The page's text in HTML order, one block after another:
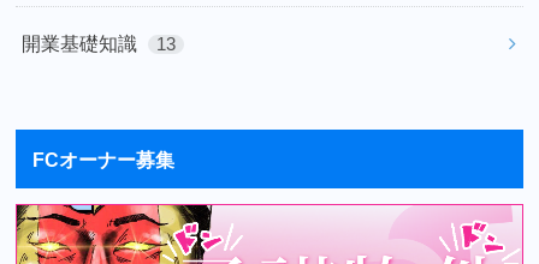
開業基礎知識 13
FCオーナー募集